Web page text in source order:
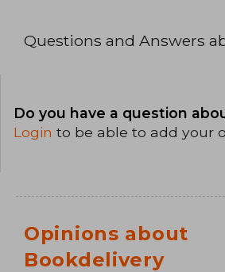
Questions and Answers
Do you have a question
Login to be able to add your
Opinions about
Bookdelivery